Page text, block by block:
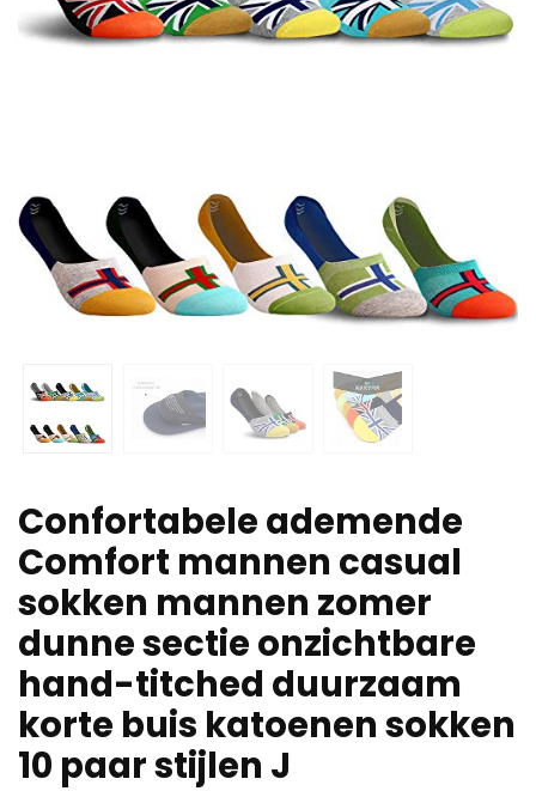
Confortabele ademende
Comfort mannen casual
sokken mannen zomer
dunne sectie onzichtbare
hand-titched duurzaam
korte buis katoenen sokken
10 paar stijlen J